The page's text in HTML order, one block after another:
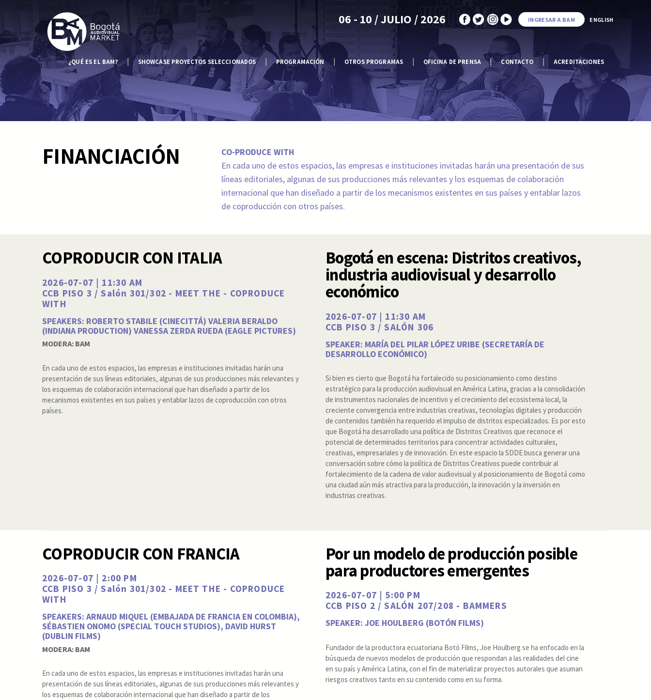
¿QUÉ ES EL BAM? SHOWCASE PROYECTOS SELECCIONADOS PROGRAMACIÓN OTROS PROGRAMAS OFICINA DE PRENSA CONTACTO ACREDITACIONES
06 - 10 / JULIO / 2026 INGRESAR A BAM ENGLISH
FINANCIACIÓN
CO-PRODUCE WITH
En cada uno de estos espacios, las empresas e instituciones invitadas harán una presentación de sus
líneas editoriales, algunas de sus producciones más relevantes y los esquemas de colaboración
internacional que han diseñado a partir de los mecanismos existentes en sus países y entablar lazos
de coproducción con otros países.
COPRODUCIR CON ITALIA
2026-07-07 | 11:30 AM
CCB PISO 3 / Salón 301/302 - MEET THE - COPRODUCE
WITH
SPEAKERS: ROBERTO STABILE (CINECITTÁ) VALERIA BERALDO
(INDIANA PRODUCTION) VANESSA ZERDA RUEDA (EAGLE PICTURES)
MODERA: BAM
En cada uno de estos espacios, las empresas e instituciones invitadas harán una
presentación de sus líneas editoriales, algunas de sus producciones más relevantes y
los esquemas de colaboración internacional que han diseñado a partir de los
mecanismos existentes en sus países y entablar lazos de coproducción con otros
países.
Bogotá en escena: Distritos creativos,
industria audiovisual y desarrollo
económico
2026-07-07 | 11:30 AM
CCB PISO 3 / SALÓN 306
SPEAKER: MARÍA DEL PILAR LÓPEZ URIBE (SECRETARÍA DE
DESARROLLO ECONÓMICO)
Si bien es cierto que Bogotá ha fortalecido su posicionamiento como destino
estratégico para la producción audiovisual en América Latina, gracias a la consolidación
de instrumentos nacionales de incentivo y el crecimiento del ecosistema local, la
creciente convergencia entre industrias creativas, tecnologías digitales y producción
de contenidos también ha requerido el impulso de distritos especializados. Es por esto
que Bogotá ha desarrollado una política de Distritos Creativos que reconoce el
potencial de determinados territorios para concentrar actividades culturales,
creativas, empresariales y de innovación. En este espacio la SDDE busca generar una
conversación sobre cómo la política de Distritos Creativos puede contribuir al
fortalecimiento de la cadena de valor audiovisual y al posicionamiento de Bogotá como
una ciudad aún más atractiva para la producción, la innovación y la inversión en
industrias creativas.
COPRODUCIR CON FRANCIA
2026-07-07 | 2:00 PM
CCB PISO 3 / Salón 301/302 - MEET THE - COPRODUCE
WITH
SPEAKERS: ARNAUD MIQUEL (EMBAJADA DE FRANCIA EN COLOMBIA),
SÉBASTIEN ONOMO (SPECIAL TOUCH STUDIOS), DAVID HURST
(DUBLIN FILMS)
MODERA: BAM
En cada uno de estos espacios, las empresas e instituciones invitadas harán una
presentación de sus líneas editoriales, algunas de sus producciones más relevantes y
los esquemas de colaboración internacional que han diseñado a partir de los
Por un modelo de producción posible
para productores emergentes
2026-07-07 | 5:00 PM
CCB PISO 2 / SALÓN 207/208 - BAMMERS
SPEAKER: JOE HOULBERG (BOTÓN FILMS)
Fundador de la productora ecuatoriana Botó Films, Joe Houlberg se ha enfocado en la
búsqueda de nuevos modelos de producción que respondan a las realidades del cine
en su país y América Latina, con el fin de materializar proyectos autorales que asuman
riesgos creativos tanto en su contenido como en su forma.